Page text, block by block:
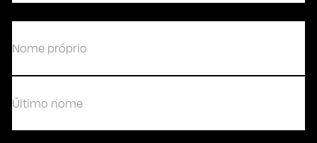
mail
comercial(Obrigatório)